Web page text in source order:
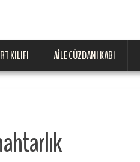
KILIFI AILE CÜZDANI KABI